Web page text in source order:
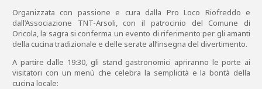
Organizzata con passione e cura dalla Pro Loco Riofreddo e
dall’Associazione TNT-Arsoli, con il patrocinio del Comune di
Oricola, la sagra si conferma un evento di riferimento per gli amanti
della cucina tradizionale e delle serate all’insegna del divertimento.
A partire dalle 19:30, gli stand gastronomici apriranno le porte ai
visitatori con un menù che celebra la semplicità e la bontà della
cucina locale: